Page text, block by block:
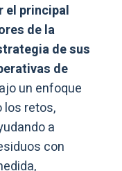
el principal
de la
de sus
de
un enfoque
los retos,
a
con